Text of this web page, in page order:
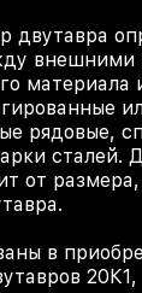
двутавра
внешними
материала
рядовые,
сталей.
от
в